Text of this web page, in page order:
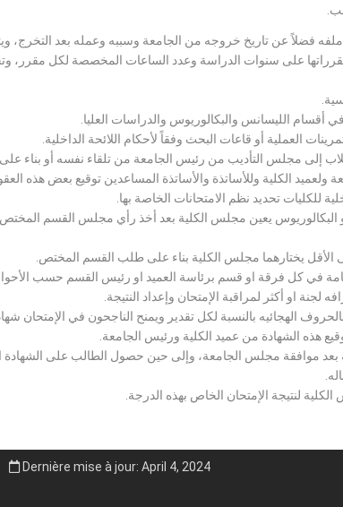
فضلاً عن تاريخ خروجه من الجامعة وسببه وعمله بعد التخرج،
مقرراتها على سنوات الدراسة وعدد الساعات المخصصة لكل
أقسام الليسانس والبكالوريوس والدراسات العليا.
العملية أو قاعات البحث وفقاً لأحكام اللائحة الداخلية.
إلى مجلس التأديب من رئيس الجامعة من تلقاء نفسه أو بناء
الكلية وللأساتذة والأساتذة المساعدين توقيع بعض هذه
للكليات تحديد نظم الامتحانات الخاصة بها.
البكالوريوس يعين مجلس الكلية بعد أخذ رأي مجلس القسم
يختارهما مجلس الكلية بناء على طلب القسم المختص.
في كل فرقة او قسم برئاسة العميد او رئيس القسم حسب الأحوال
او أكثر لمراقبة الإمتحان وإعداد النتيجة.
الهجائيه بالنسبة لكل تقدير ويمنح الناجحون في الإمتحان
هذه الشهادة من عميد الكلية ورئيس الجامعة.
موافقة مجلس الجامعة، وإلى حين حصول الطالب على الشهادة
لنتيجة الإمتحان الخاص بهذه الدرجة.
Dernière mise à jour: April 4, 2024